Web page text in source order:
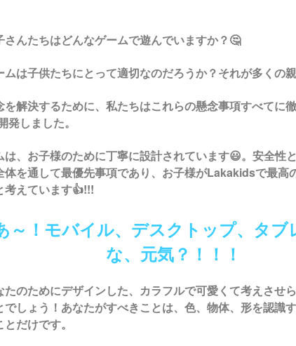
さんたちはどんなゲームで遊んでいますか？🤔
ムは子供たちにとって適切なのだろうか？それが多くの親
を解決するために、私たちはこれらの懸念事項すべてに
発しました。
は、お子様のために丁寧に設計されています😃。安全性
体を通して最優先事項であり、お子様がLakakidsで最高
考えています👍!!!
～！モバイル、デスクトップ、タブ
な、元気？！！！
たのためにデザインした、カラフルで可愛くて考えさせ
でしょう！あなたがすべきことは、色、物体、形を認識
だけです。